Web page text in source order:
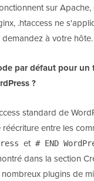
sur
.htaccess ne
à votre hôte.
par défaut pour un
?
standard de
entre les
et # END
dans la section
plugins de